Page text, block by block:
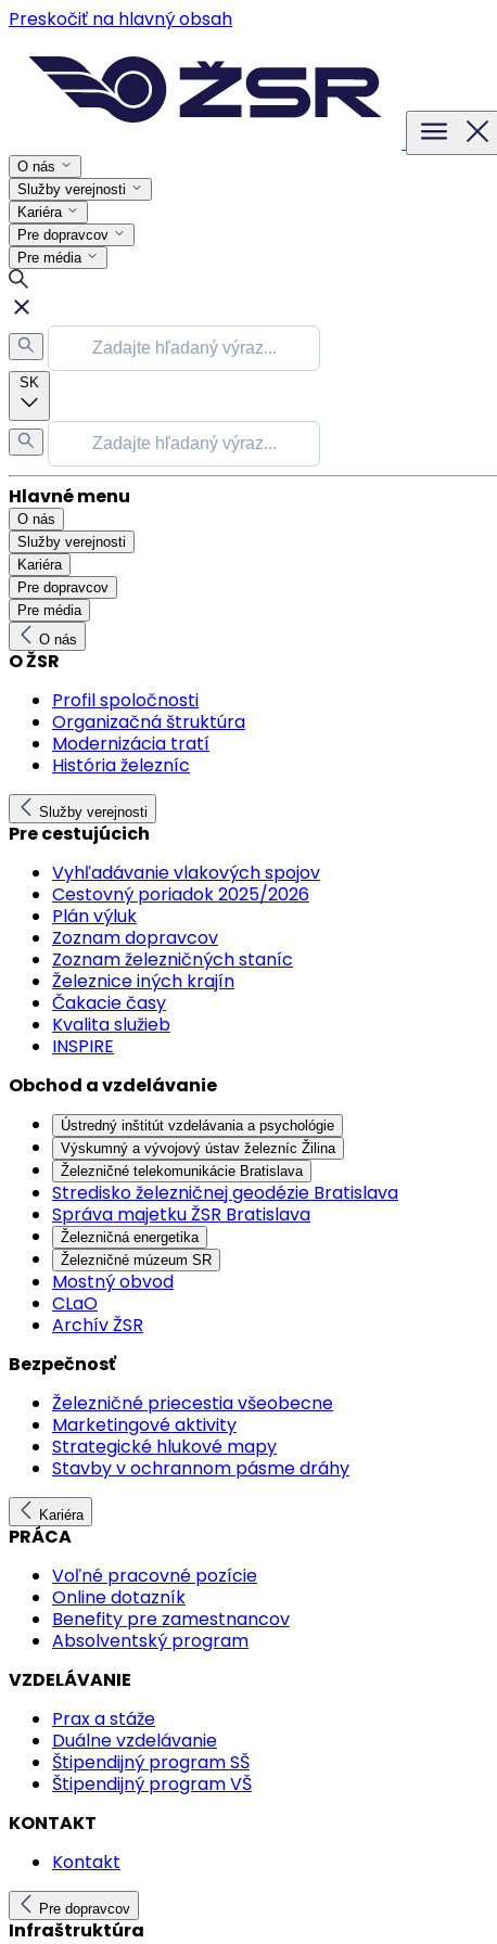
Preskočiť na hlavný obsah
O nás
Služby verejnosti
Kariéra
Pre dopravcov
Pre média
SK
Hlavné menu
O nás
Služby verejnosti
Kariéra
Pre dopravcov
Pre média
O nás
O ŽSR
Profil spoločnosti
Organizačná štruktúra
Modernizácia tratí
História železníc
Služby verejnosti
Pre cestujúcich
Vyhľadávanie vlakových spojov
Cestovný poriadok 2025/2026
Plán výluk
Zoznam dopravcov
Zoznam železničných staníc
Železnice iných krajín
Čakacie časy
Kvalita služieb
INSPIRE
Obchod a vzdelávanie
Ústredný inštitút vzdelávania a psychológie
Výskumný a vývojový ústav železníc Žilina
Železničné telekomunikácie Bratislava
Stredisko železničnej geodézie Bratislava
Správa majetku ŽSR Bratislava
Železničná energetika
Železničné múzeum SR
Mostný obvod
CLaO
Archív ŽSR
Bezpečnosť
Železničné priecestia všeobecne
Marketingové aktivity
Strategické hlukové mapy
Stavby v ochrannom pásme dráhy
Kariéra
PRÁCA
Voľné pracovné pozície
Online dotazník
Benefity pre zamestnancov
Absolventský program
VZDELÁVANIE
Prax a stáže
Duálne vzdelávanie
Štipendijný program SŠ
Štipendijný program VŠ
KONTAKT
Kontakt
Pre dopravcov
Infraštruktúra